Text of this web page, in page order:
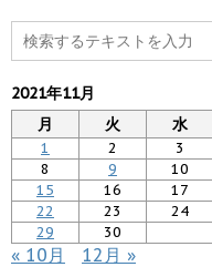
2021年11月
月
火 水
1 2 3
8
9 10
15
16 17
22
23 24
29
30
« 10月 12月 »